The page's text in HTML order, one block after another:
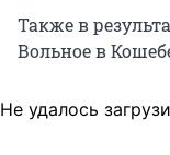
Также в
Вольное в
Не удалось